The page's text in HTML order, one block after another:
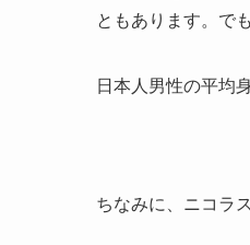
ともあります。で
日本人男性の平均
ちなみに、ニコラ